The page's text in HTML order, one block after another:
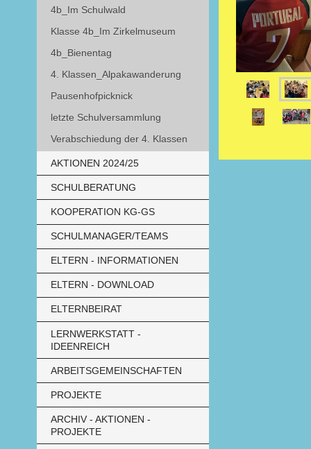
4b_Im Schulwald
Klasse 4b_Im Zirkelmuseum
4b_Bienentag
4. Klassen_Alpakawanderung
Pausenhofpicknick
letzte Schulversammlung
Verabschiedung der 4. Klassen
AKTIONEN 2024/25
SCHULBERATUNG
KOOPERATION KG-GS
SCHULMANAGER/TEAMS
ELTERN - INFORMATIONEN
ELTERN - DOWNLOAD
ELTERNBEIRAT
LERNWERKSTATT -
IDEENREICH
ARBEITSGEMEINSCHAFTEN
PROJEKTE
ARCHIV - AKTIONEN -
PROJEKTE